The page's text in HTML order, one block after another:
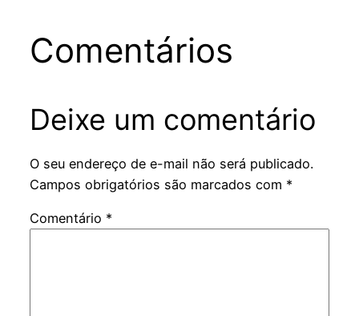
Comentários
Deixe um comentário
O seu endereço de e-mail não será publicado.
Campos obrigatórios são marcados com *
Comentário *